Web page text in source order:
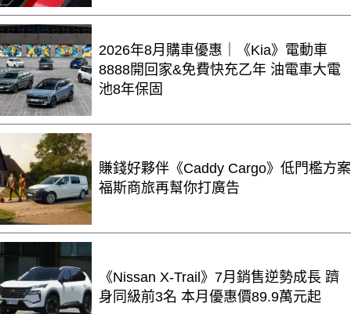
2026年8月購車優惠｜《Kia》電動車
8888開回家&免費快充乙年 油電車大電
池8年保固
賺錢好夥伴《Caddy Cargo》低門檻方案
福斯商旅再幫你打廣告
《Nissan X-Trail》7月銷售逆勢成長 躋
身同級前3名 本月優惠價89.9萬元起